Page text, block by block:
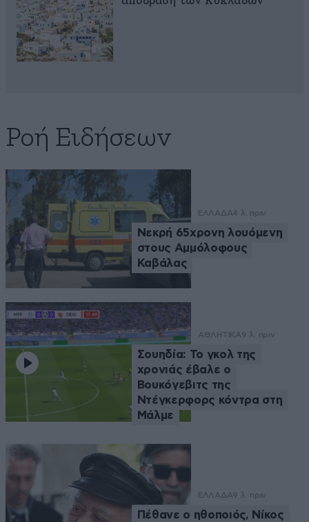
Ροή Ειδήσεων
ΕΛΛΑΔΑ4 λ. πριν
Νεκρή 65χρονη λουόμενη
στους Αμμόλοφους
Καβάλας
ΑΘΛΗΤΙΚΑ9 λ. πριν
Σουηδία: Το γκολ της
χρονιάς έβαλε ο
Βουκόγεβιτς της
Ντέγκερφορς κόντρα στη
Μάλμε
ΕΛΛΑΔΑ9 λ. πριν
Πέθανε ο ηθοποιός, Νίκος